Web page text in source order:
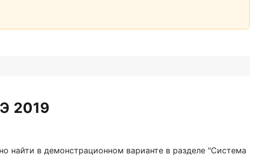
2019
найти в демонстрационном варианте в разделе "Система